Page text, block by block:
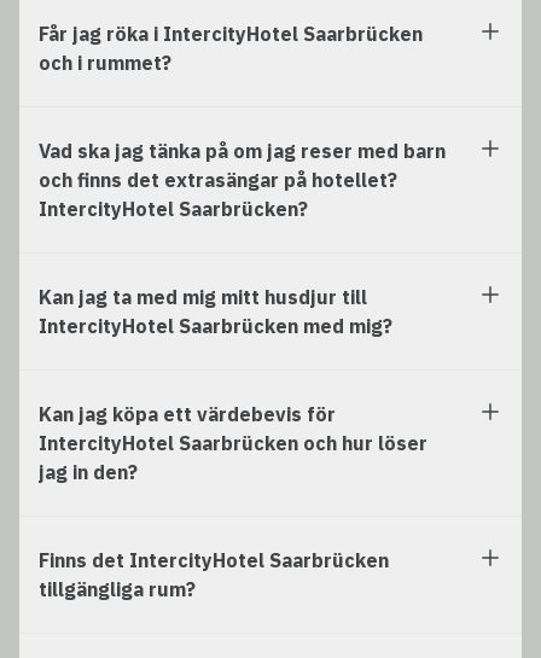
Får jag röka i IntercityHotel Saarbrücken
och i rummet?
Vad ska jag tänka på om jag reser med barn
och finns det extrasängar på hotellet?
IntercityHotel Saarbrücken?
Kan jag ta med mig mitt husdjur till
IntercityHotel Saarbrücken med mig?
Kan jag köpa ett värdebevis för
IntercityHotel Saarbrücken och hur löser
jag in den?
Finns det IntercityHotel Saarbrücken
tillgängliga rum?